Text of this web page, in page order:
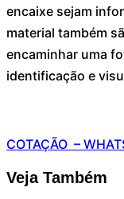
encaixe sejam
material também
encaminhar uma
identificação e
COTAÇÃO –
Veja Também